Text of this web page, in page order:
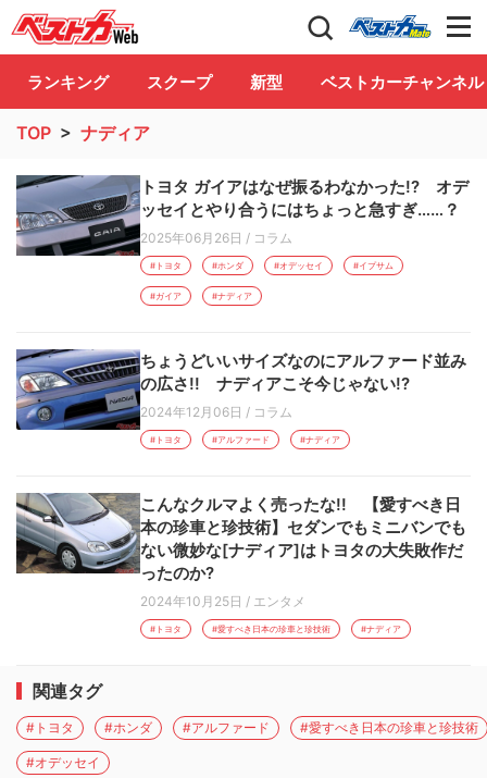
自動車情報誌「ベストカー」 Club
ランキング スクープ 新型 ベストカーチャンネル
TOP > ナディア
トヨタ ガイアはなぜ振るわなかった!? オデ
ッセイとやり合うにはちょっと急すぎ……？
2025年06月26日 / コラム
#トヨタ #ホンダ #オデッセイ #イプサム
#ガイア #ナディア
ちょうどいいサイズなのにアルファード並み
の広さ!! ナディアこそ今じゃない!?
2024年12月06日 / コラム
#トヨタ #アルファード #ナディア
こんなクルマよく売ったな!! 【愛すべき日
本の珍車と珍技術】セダンでもミニバンでも
ない微妙な[ナディア]はトヨタの大失敗作だ
ったのか?
2024年10月25日 / エンタメ
#トヨタ #愛すべき日本の珍車と珍技術 #ナディア
関連タグ
#トヨタ #ホンダ #アルファード #愛すべき日本の珍車と珍技術
#オデッセイ